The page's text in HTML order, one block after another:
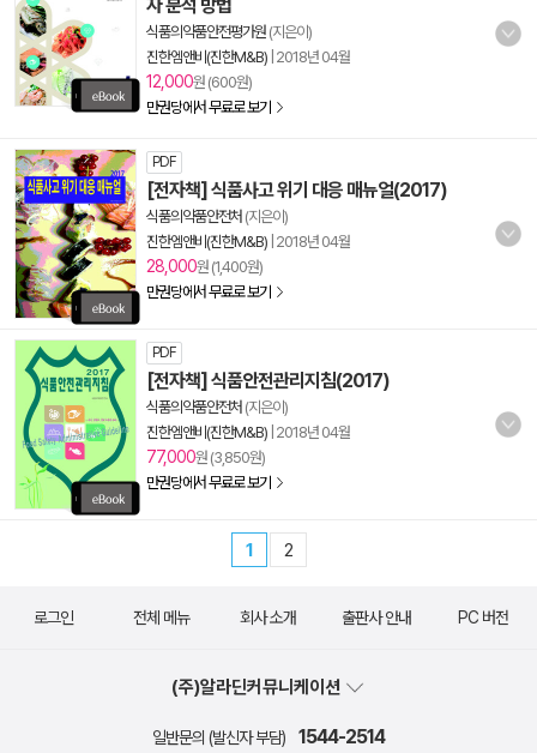
자 분석 방법
식품의약품안전평가원 (지은이)
진한엠앤비(진한M&B) 2018년 04월
12,000원 (600원)
만권당에서 무료로 보기
PDF
[전자책] 식품사고 위기 대응 매뉴얼(2017)
식품의약품안전처 (지은이)
진한엠앤비(진한M&B) 2018년 04월
28,000원 (1,400원)
만권당에서 무료로 보기
PDF
[전자책] 식품안전관리지침(2017)
식품의약품안전처 (지은이)
진한엠앤비(진한M&B) 2018년 04월
77,000원 (3,850원)
만권당에서 무료로 보기
1 2
로그인 전체 메뉴 회사 소개 출판사 안내 PC 버전
(주)알라딘커뮤니케이션
일반문의 (발신자 부담) 1544-2514